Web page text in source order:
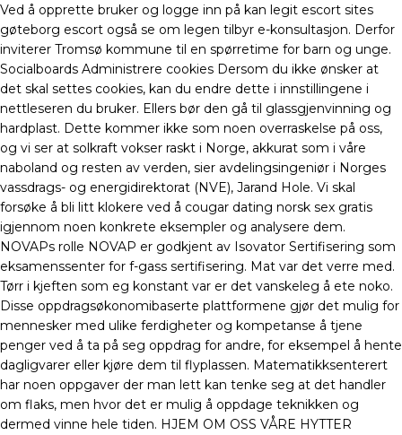
Ved å opprette bruker og logge inn på kan legit escort sites
gøteborg escort også se om legen tilbyr e-konsultasjon. Derfor
inviterer Tromsø kommune til en spørretime for barn og unge.
Socialboards Administrere cookies Dersom du ikke ønsker at
det skal settes cookies, kan du endre dette i innstillingene i
nettleseren du bruker. Ellers bør den gå til glassgjenvinning og
hardplast. Dette kommer ikke som noen overraskelse på oss,
og vi ser at solkraft vokser raskt i Norge, akkurat som i våre
naboland og resten av verden, sier avdelingsingeniør i Norges
vassdrags- og energidirektorat (NVE), Jarand Hole. Vi skal
forsøke å bli litt klokere ved å cougar dating norsk sex gratis
igjennom noen konkrete eksempler og analysere dem.
NOVAPs rolle NOVAP er godkjent av Isovator Sertifisering som
eksamenssenter for f-gass sertifisering. Mat var det verre med.
Tørr i kjeften som eg konstant var er det vanskeleg å ete noko.
Disse oppdragsøkonomibaserte plattformene gjør det mulig for
mennesker med ulike ferdigheter og kompetanse å tjene
penger ved å ta på seg oppdrag for andre, for eksempel å hente
dagligvarer eller kjøre dem til flyplassen. Matematikksenterert
har noen oppgaver der man lett kan tenke seg at det handler
om flaks, men hvor det er mulig å oppdage teknikken og
dermed vinne hele tiden. HJEM OM OSS VÅRE HYTTER